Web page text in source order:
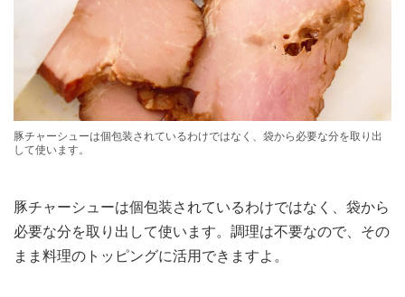
豚チャーシューは個包装されているわけではなく、袋から必要な分を取り出
して使います。
豚チャーシューは個包装されているわけではなく、袋から
必要な分を取り出して使います。調理は不要なので、その
まま料理のトッピングに活用できますよ。